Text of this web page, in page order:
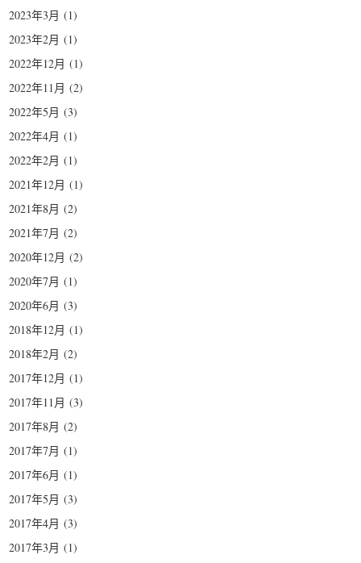
2023年3月 (1)
2023年2月 (1)
2022年12月 (1)
2022年11月 (2)
2022年5月 (3)
2022年4月 (1)
2022年2月 (1)
2021年12月 (1)
2021年8月 (2)
2021年7月 (2)
2020年12月 (2)
2020年7月 (1)
2020年6月 (3)
2018年12月 (1)
2018年2月 (2)
2017年12月 (1)
2017年11月 (3)
2017年8月 (2)
2017年7月 (1)
2017年6月 (1)
2017年5月 (3)
2017年4月 (3)
2017年3月 (1)